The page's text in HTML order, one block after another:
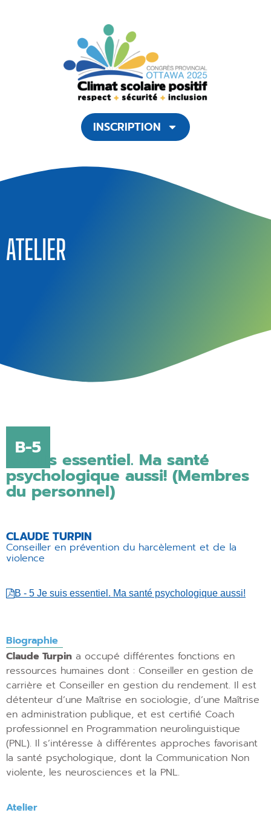
INSCRIPTION
ATELIER
B-5
Je suis essentiel. Ma santé
psychologique aussi! (Membres
du personnel)
CLAUDE TURPIN
Conseiller en prévention du harcèlement et de la
violence
B - 5 Je suis essentiel. Ma santé psychologique aussi!
Biographie
Claude Turpin a occupé différentes fonctions en
ressources humaines dont : Conseiller en gestion de
carrière et Conseiller en gestion du rendement. Il est
détenteur d’une Maîtrise en sociologie, d’une Maîtrise
en administration publique, et est certifié Coach
professionnel en Programmation neurolinguistique
(PNL). Il s’intéresse à différentes approches favorisant
la santé psychologique, dont la Communication Non
violente, les neurosciences et la PNL.
Atelier